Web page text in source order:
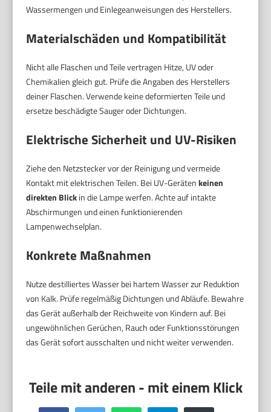
Wassermengen und Einlegeanweisungen des Herstellers.
Materialschäden und Kompatibilität
Nicht alle Flaschen und Teile vertragen Hitze, UV oder
Chemikalien gleich gut. Prüfe die Angaben des Herstellers
deiner Flaschen. Verwende keine deformierten Teile und
ersetze beschädigte Sauger oder Dichtungen.
Elektrische Sicherheit und UV-Risiken
Ziehe den Netzstecker vor der Reinigung und vermeide
Kontakt mit elektrischen Teilen. Bei UV-Gerätenkeinen
direkten Blickin die Lampe werfen. Achte auf intakte
Abschirmungen und einen funktionierenden
Lampenwechselplan.
Konkrete Maßnahmen
Nutze destilliertes Wasser bei hartem Wasser zur Reduktion
von Kalk. Prüfe regelmäßig Dichtungen und Abläufe. Bewahre
das Gerät außerhalb der Reichweite von Kindern auf. Bei
ungewöhnlichen Gerüchen, Rauch oder Funktionsstörungen
das Gerät sofort ausschalten und nicht weiter verwenden.